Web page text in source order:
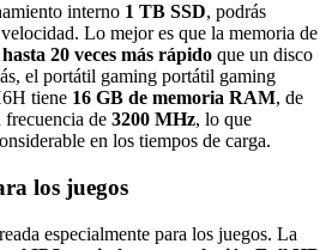
interno 1 TB SSD, podrás
Lo mejor es que la memoria de
hasta 20 veces más rápido que un disco
el portátil gaming portátil gaming
tiene 16 GB de memoria RAM, de
frecuencia de 3200 MHz, lo que
en los tiempos de carga.
los juegos
especialmente para los juegos. La